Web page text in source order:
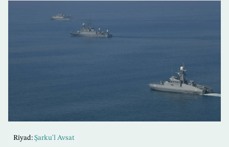
Riyad: Şarku'l Avsat